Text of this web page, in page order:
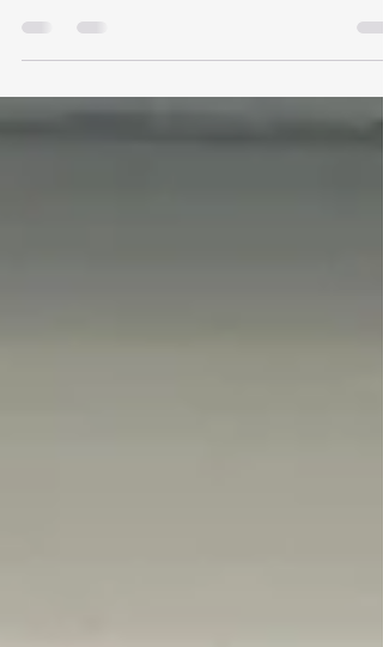
in den unterschiedlichen Ligen. Mit vier...